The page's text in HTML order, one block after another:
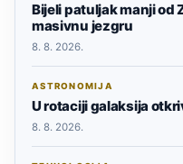
Bijeli patuljak manji od
masivnu jezgru
8. 8. 2026.
ASTRONOMIJA
U rotaciji galaksija
8. 8. 2026.